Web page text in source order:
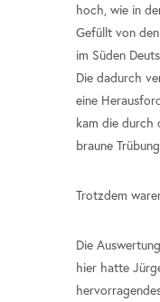
hoch, wie in
Gefüllt von
im Süden
Die dadurch
eine
kam die durch
braune
Trotzdem
Die
hier hatte